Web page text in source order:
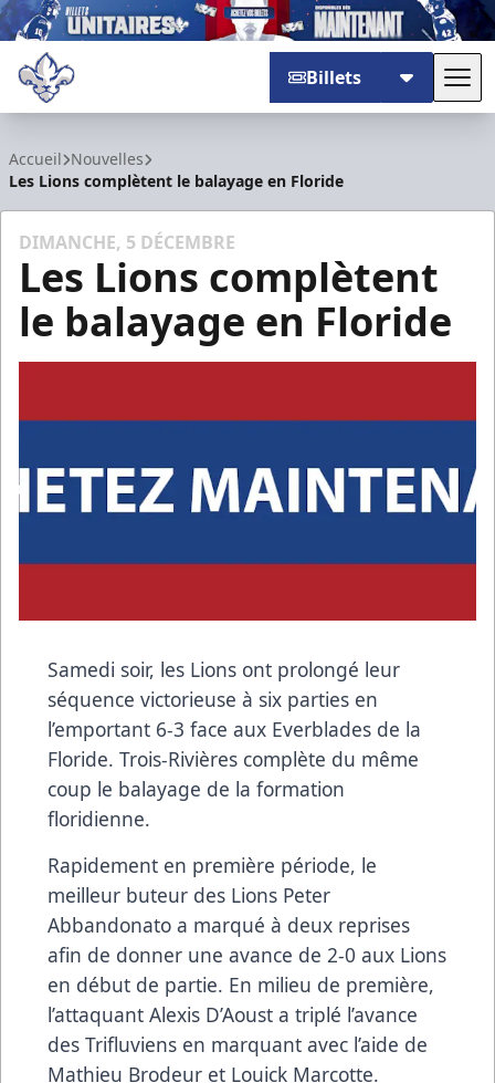
Billets
Accueil Nouvelles
Les Lions complètent le balayage en Floride
DIMANCHE, 5 DÉCEMBRE
Les Lions complètent
le balayage en Floride
Samedi soir, les Lions ont prolongé leur
séquence victorieuse à six parties en
l’emportant 6-3 face aux Everblades de la
Floride. Trois-Rivières complète du même
coup le balayage de la formation
floridienne.
Rapidement en première période, le
meilleur buteur des Lions Peter
Abbandonato a marqué à deux reprises
afin de donner une avance de 2-0 aux Lions
en début de partie. En milieu de première,
l’attaquant Alexis D’Aoust a triplé l’avance
des Trifluviens en marquant avec l’aide de
Mathieu Brodeur et Louick Marcotte.